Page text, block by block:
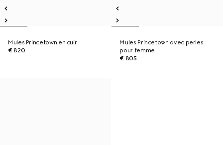
Mules Princetown en cuir
€ 820
Mules Princetown avec perles
pour femme
€ 805